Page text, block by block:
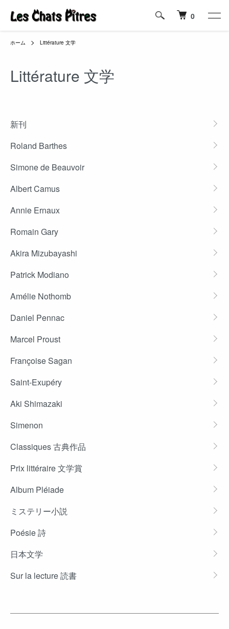
0
ホーム Littérature 文学
Littérature 文学
新刊
Roland Barthes
Simone de Beauvoir
Albert Camus
Annie Ernaux
Romain Gary
Akira Mizubayashi
Patrick Modiano
Amélie Nothomb
Daniel Pennac
Marcel Proust
Françoise Sagan
Saint-Exupéry
Aki Shimazaki
Simenon
Classiques 古典作品
Prix littéraire 文学賞
Album Pléiade
ミステリー小説
Poésie 詩
日本文学
Sur la lecture 読書